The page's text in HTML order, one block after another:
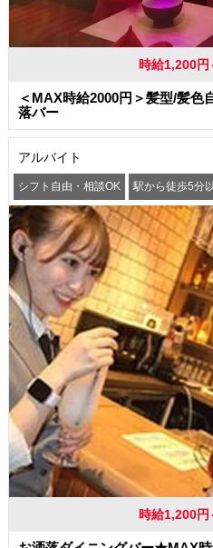
時給1,200円
＜MAX時給2000円＞髪型/髪色
落バー
アルバイト
シフト自由・相談OK 駅から徒歩5分
時給1,200円